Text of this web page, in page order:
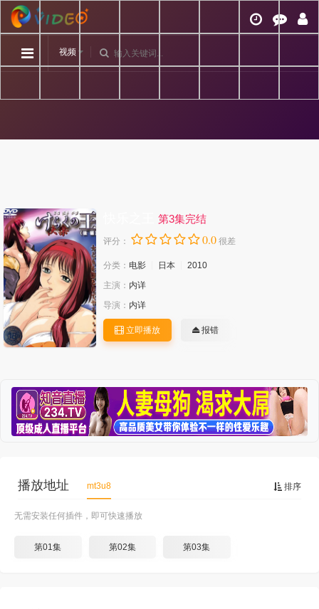
视频
第3集完结
评分： 0.0 很差
分类： 电影 日本
2010
主演： 内详
导演： 内详
立即播放 报错
排序
播放地址 mt3u8
无需安装任何插件，即可快速播放
第01集 第02集 第03集